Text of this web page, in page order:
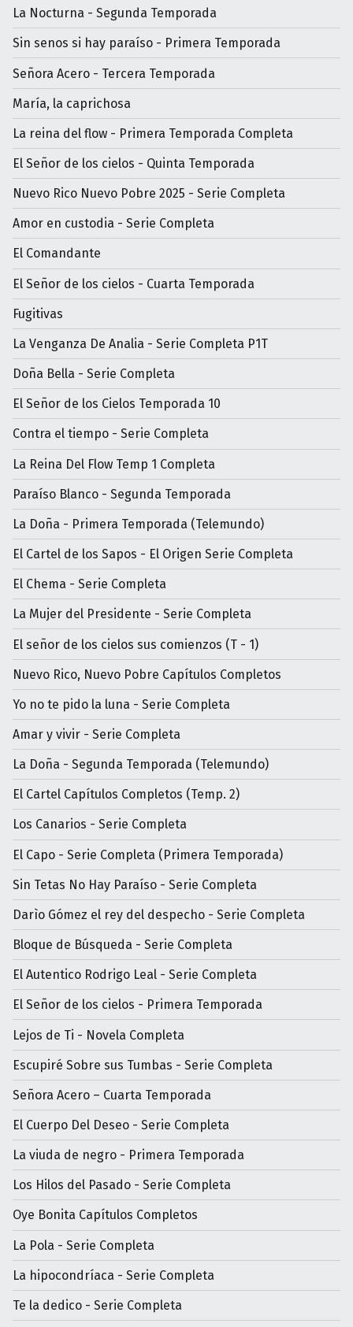
La Nocturna - Segunda Temporada
Sin senos si hay paraíso - Primera Temporada
Señora Acero - Tercera Temporada
María, la caprichosa
La reina del flow - Primera Temporada Completa
El Señor de los cielos - Quinta Temporada
Nuevo Rico Nuevo Pobre 2025 - Serie Completa
Amor en custodia - Serie Completa
El Comandante
El Señor de los cielos - Cuarta Temporada
Fugitivas
La Venganza De Analia - Serie Completa P1T
Doña Bella - Serie Completa
El Señor de los Cielos Temporada 10
Contra el tiempo - Serie Completa
La Reina Del Flow Temp 1 Completa
Paraíso Blanco - Segunda Temporada
La Doña - Primera Temporada (Telemundo)
El Cartel de los Sapos - El Origen Serie Completa
El Chema - Serie Completa
La Mujer del Presidente - Serie Completa
El señor de los cielos sus comienzos (T - 1)
Nuevo Rico, Nuevo Pobre Capítulos Completos
Yo no te pido la luna - Serie Completa
Amar y vivir - Serie Completa
La Doña - Segunda Temporada (Telemundo)
El Cartel Capítulos Completos (Temp. 2)
Los Canarios - Serie Completa
El Capo - Serie Completa (Primera Temporada)
Sin Tetas No Hay Paraíso - Serie Completa
Darìo Gómez el rey del despecho - Serie Completa
Bloque de Búsqueda - Serie Completa
El Autentico Rodrigo Leal - Serie Completa
El Señor de los cielos - Primera Temporada
Lejos de Ti - Novela Completa
Escupiré Sobre sus Tumbas - Serie Completa
Señora Acero – Cuarta Temporada
El Cuerpo Del Deseo - Serie Completa
La viuda de negro - Primera Temporada
Los Hilos del Pasado - Serie Completa
Oye Bonita Capítulos Completos
La Pola - Serie Completa
La hipocondríaca - Serie Completa
Te la dedico - Serie Completa